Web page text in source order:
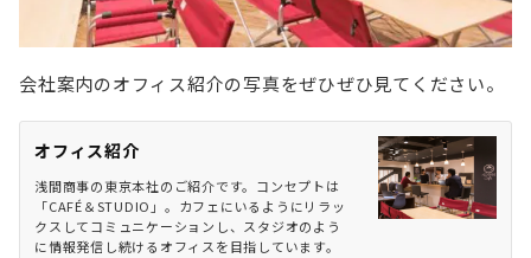
会社案内のオフィス紹介の写真をぜひぜひ見てください。
オフィス紹介
浅間商事の東京本社のご紹介です。コンセプトは
「CAFÉ＆STUDIO」。カフェにいるようにリラッ
クスしてコミュニケーションし、スタジオのよう
に情報発信し続けるオフィスを目指しています。